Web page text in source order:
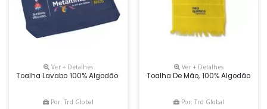
Ver + Detalhes
Toalha Lavabo 100% Algodão Com Dimensões 29x50cm,
Por: Trd Global
Ver + Detalhes
Toalha De Mão, 100% Algodão
Por: Trd Global